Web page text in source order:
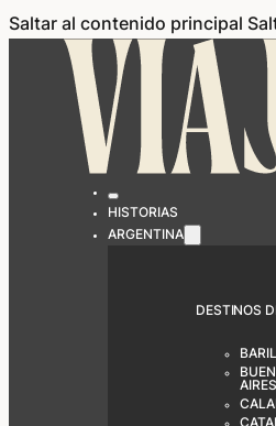
Saltar al contenido principal
HISTORIAS
ARGENTINA
DESTINOS
AIRES